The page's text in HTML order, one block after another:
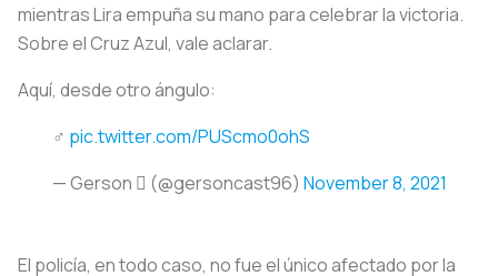
mientras Lira empuña su mano para celebrar la victoria.
Sobre el Cruz Azul, vale aclarar.
Aquí, desde otro ángulo:
‍♂️ pic.twitter.com/PUScmo0ohS
— Gerson  (@gersoncast96) November 8, 2021
El policía, en todo caso, no fue el único afectado por la